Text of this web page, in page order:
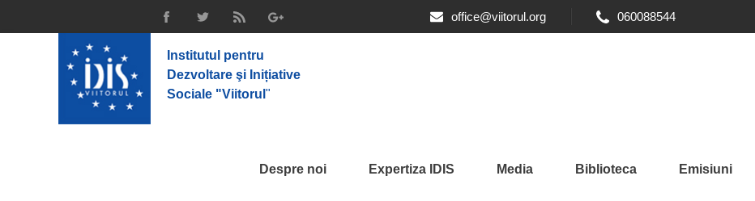
office@viitorul.org 060088544
Institutul pentru
Dezvoltare şi Inițiative
Sociale "Viitorul "
Despre noi Expertiza IDIS Media Biblioteca Emisiuni